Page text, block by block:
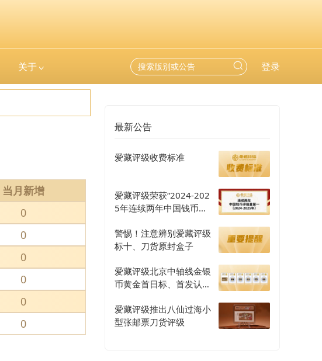
关于 登录
当月新增
0
0
0
0
0
0
最新公告
爱藏评级收费标准
爱藏评级荣获“2024-202
5年连续两年中国钱币评
警惕！注意辨别爱藏评级
标十、刀货原封盒子
爱藏评级北京中轴线金银
币黄金首日标、首发认证
爱藏评级推出八仙过海小
型张邮票刀货评级